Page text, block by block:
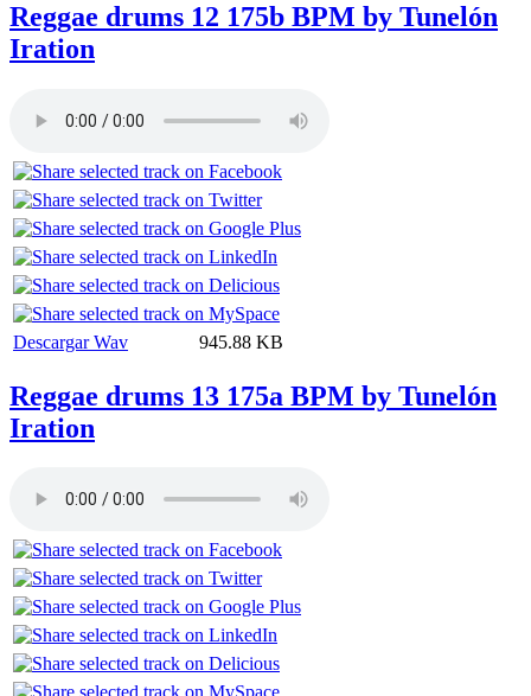
Reggae drums 12 175b BPM by Tunelón
Iration
Descargar Wav 945.88 KB
Reggae drums 13 175a BPM by Tunelón
Iration